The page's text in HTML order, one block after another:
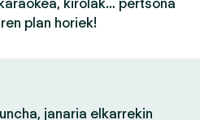
kirolak… pertsona
plan horiek!
janaria elkarrekin